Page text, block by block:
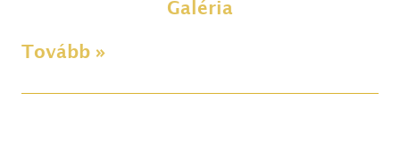
Galéria
Tovább »